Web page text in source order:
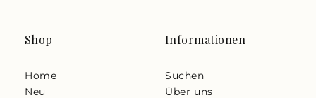
Shop
Home
Neu
Informationen
Suchen
Über uns